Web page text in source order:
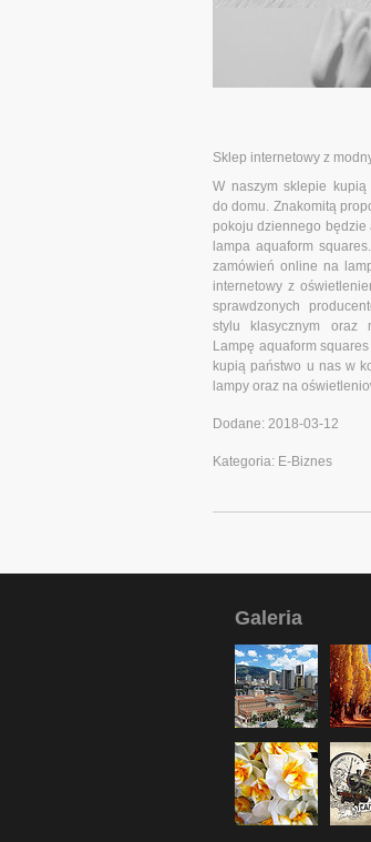
Sklep internetowy z
W naszym sklepie
do domu. Znakomitą
pokoju dziennego
lampa aquaform
zamówień online na
internetowy z
sprawdzonych
stylu klasycznym oraz
Lampę aquaform
kupią państwo u nas w
lampy oraz na
Dodane: 2018-03-12
Kategoria: E-Biznes
Galeria